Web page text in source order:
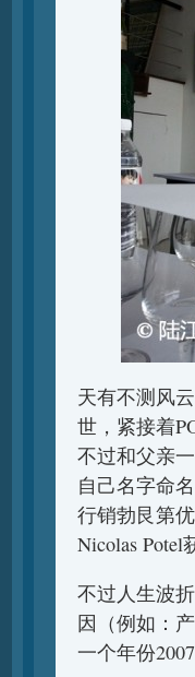
天有不测风
世，紧接着
不过和父亲
自己名字命
行销勃艮第
Nicolas
不过人生波
因（例如：
一个年份